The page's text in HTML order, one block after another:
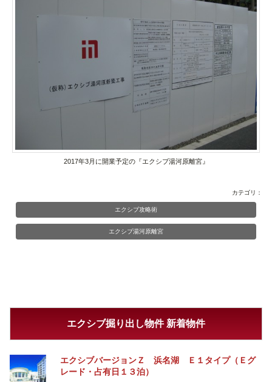
2017年3月に開業予定の『エクシブ湯河原離宮』
カテゴリ：
エクシブ攻略術
エクシブ湯河原離宮
エクシブ掘り出し物件 新着物件
エクシブバージョンＺ 浜名湖 Ｅ１タイプ（Ｅグ
レード・占有日１３泊）